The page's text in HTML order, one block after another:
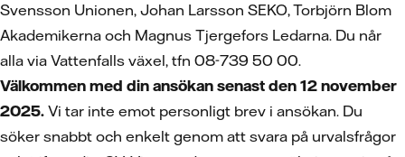
Svensson Unionen, Johan Larsson SEKO, Torbjörn Blom
Akademikerna och Magnus Tjergefors Ledarna. Du når
alla via Vattenfalls växel, tfn 08-739 50 00.
Välkommen med din ansökan senast den 12 november
2025. Vi tar inte emot personligt brev i ansökan. Du
söker snabbt och enkelt genom att svara på urvalsfrågor